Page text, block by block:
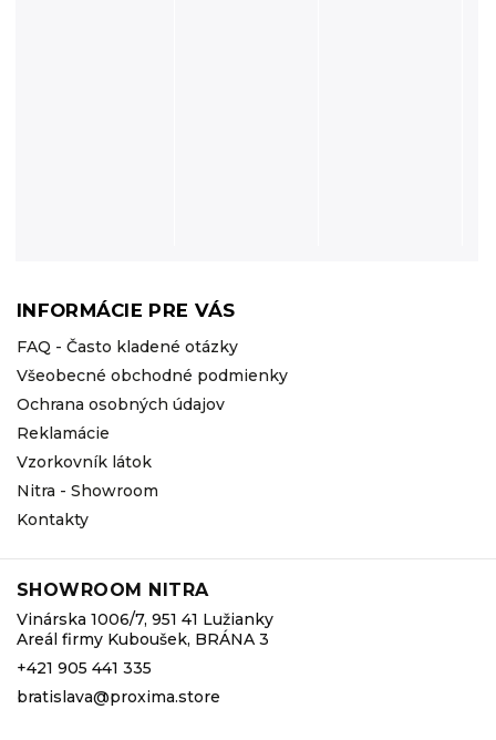
INFORMÁCIE PRE VÁS
FAQ - Často kladené otázky
Všeobecné obchodné podmienky
Ochrana osobných údajov
Reklamácie
Vzorkovník látok
Nitra - Showroom
Kontakty
SHOWROOM NITRA
Vinárska 1006/7, 951 41 Lužianky
Areál firmy Kuboušek, BRÁNA 3
+421 905 441 335
bratislava@proxima.store